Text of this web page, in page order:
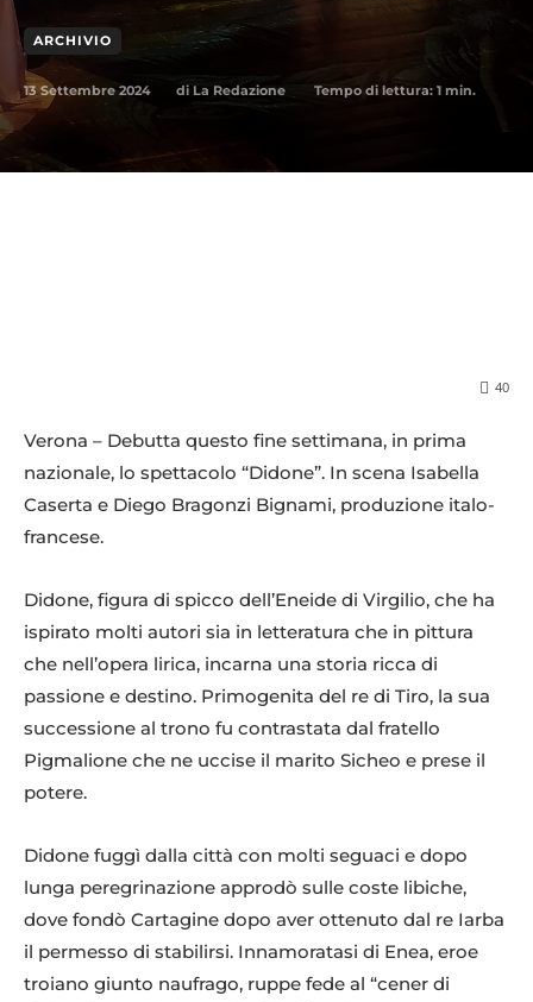
ARCHIVIO
13 Settembre 2024 di La Redazione Tempo di lettura: 1 min.
40
Verona – Debutta questo fine settimana, in prima
nazionale, lo spettacolo “Didone”. In scena Isabella
Caserta e Diego Bragonzi Bignami, produzione italo-
francese.
Didone, figura di spicco dell’Eneide di Virgilio, che ha
ispirato molti autori sia in letteratura che in pittura
che nell’opera lirica, incarna una storia ricca di
passione e destino. Primogenita del re di Tiro, la sua
successione al trono fu contrastata dal fratello
Pigmalione che ne uccise il marito Sicheo e prese il
potere.
Didone fuggì dalla città con molti seguaci e dopo
lunga peregrinazione approdò sulle coste libiche,
dove fondò Cartagine dopo aver ottenuto dal re Iarba
il permesso di stabilirsi. Innamoratasi di Enea, eroe
troiano giunto naufrago, ruppe fede al “cener di